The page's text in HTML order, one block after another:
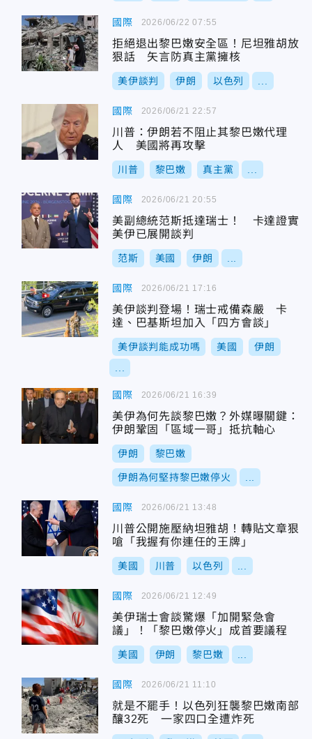
國際
拒絕退出黎巴嫩安全區！尼坦雅胡放
狠話 矢言防真主黨擁核
美伊談判 伊朗 以色列
2026/06/22 07:55
國際
川普：伊朗若不阻止其黎巴嫩代理
人 美國將再攻擊
川普 黎巴嫩 真主黨
2026/06/21 22:57
國際
美副總統范斯抵達瑞士！ 卡達證實
美伊已展開談判
范斯 美國 伊朗
2026/06/21 20:55
國際
美伊談判登場！瑞士戒備森嚴 卡
達、巴基斯坦加入「四方會談」
美伊談判能成功嗎 美國 伊朗
2026/06/21 17:16
國際
美伊為何先談黎巴嫩？外媒曝關鍵：
伊朗鞏固「區域一哥」抵抗軸心
伊朗 黎巴嫩
伊朗為何堅持黎巴嫩停火
2026/06/21 16:39
國際
川普公開施壓納坦雅胡！轉貼文章狠
嗆「我握有你連任的王牌」
美國 川普 以色列
2026/06/21 13:48
國際
美伊瑞士會談驚爆「加開緊急會
議」！「黎巴嫩停火」成首要議程
美國 伊朗 黎巴嫩
2026/06/21 12:49
國際
就是不罷手！以色列狂襲黎巴嫩南部
釀32死 一家四口全遭炸死
2026/06/21 11:10